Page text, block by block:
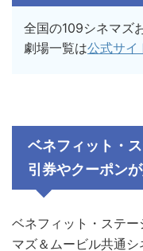
全国の109シネマズ
劇場一覧は公式サイ
ベネフィット・
引券やクーポン
ベネフィット・ステ
マズ＆ムービル共通シ